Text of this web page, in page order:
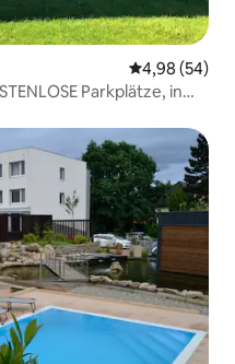
4,98 (54)
Parkplätze, in